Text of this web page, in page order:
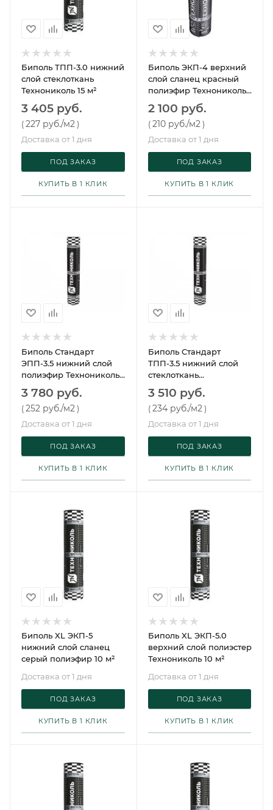
Биполь ТПП-3.0 нижний
слой стеклоткань
Технониколь 15 м²
3 405 руб.
(227 руб./м2)
Доставка от 1 дня
ПОД ЗАКАЗ
КУПИТЬ В 1 КЛИК
Биполь ЭКП-4 верхний
слой сланец красный
полиэфир Технониколь
2 100 руб.
(210 руб./м2 )
Доставка от 1 дня
ПОД ЗАКАЗ
КУПИТЬ В 1 КЛИК
Биполь Стандарт
ЭПП-3.5 нижний слой
полиэфир Технониколь
3 780 руб.
(252 руб./м2 )
Доставка от 1 дня
ПОД ЗАКАЗ
КУПИТЬ В 1 КЛИК
Биполь Стандарт
ТПП-3.5 нижний слой
стеклоткань
Технониколь 15 м²
3 510 руб.
(234 руб./м2 )
Доставка от 1 дня
ПОД ЗАКАЗ
КУПИТЬ В 1 КЛИК
Биполь XL ЭКП-5
нижний слой сланец
серый полиэфир 10 м²
Доставка от 1 дня
ПОД ЗАКАЗ
КУПИТЬ В 1 КЛИК
Биполь XL ЭКП-5.0
верхний слой полиэстер
Технониколь 10 м²
Доставка от 1 дня
ПОД ЗАКАЗ
КУПИТЬ В 1 КЛИК